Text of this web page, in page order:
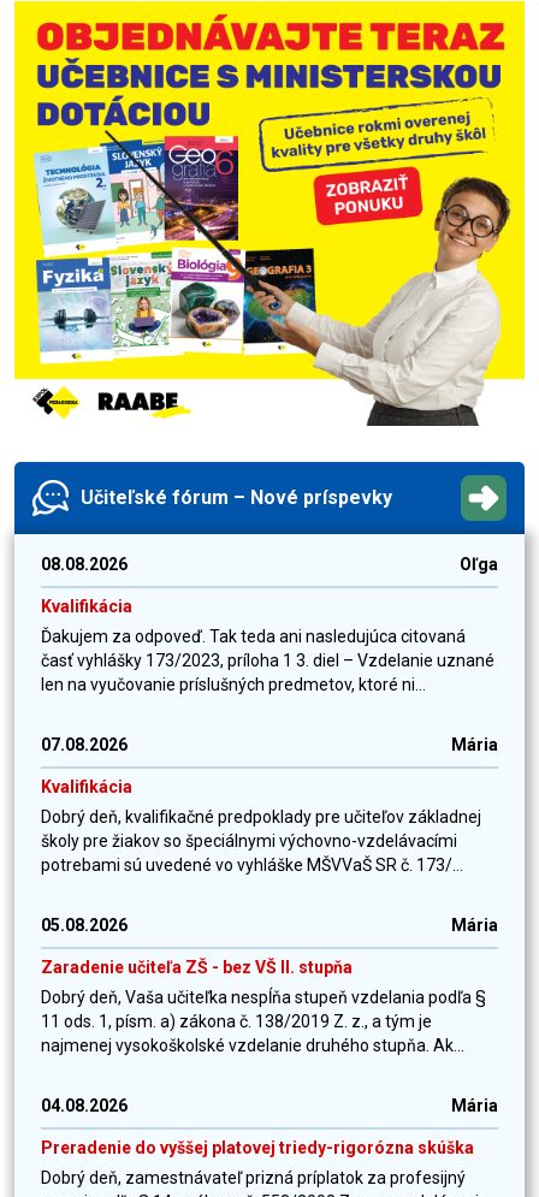
Učiteľské fórum – Nové príspevky
08.08.2026 Oľga
Kvalifikácia
Ďakujem za odpoveď. Tak teda ani nasledujúca citovaná
časť vyhlášky 173/2023, príloha 1 3. diel – Vzdelanie uznané
len na vyučovanie príslušných predmetov, ktoré ni...
07.08.2026 Mária
Kvalifikácia
Dobrý deň, kvalifikačné predpoklady pre učiteľov základnej
školy pre žiakov so špeciálnymi výchovno-vzdelávacími
potrebami sú uvedené vo vyhláške MŠVVaŠ SR č. 173/...
05.08.2026 Mária
Zaradenie učiteľa ZŠ - bez VŠ II. stupňa
Dobrý deň, Vaša učiteľka nespĺňa stupeň vzdelania podľa §
11 ods. 1, písm. a) zákona č. 138/2019 Z. z., a tým je
najmenej vysokoškolské vzdelanie druhého stupňa. Ak...
04.08.2026 Mária
Preradenie do vyššej platovej triedy-rigorózna skúška
Dobrý deň, zamestnávateľ prizná príplatok za profesijný